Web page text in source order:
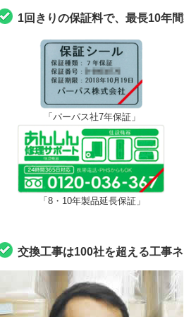
1回きりの保証料で、最長10年
「パーパス社7年保証」
「8・10年製品延長保証」
交換工事は100社を超える工事